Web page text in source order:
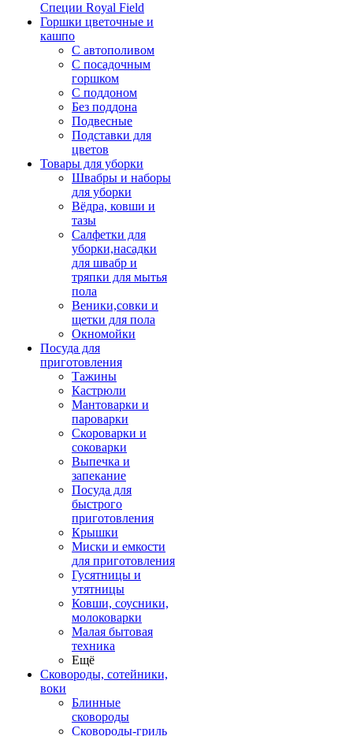
Специи Royal Field
Горшки цветочные и
кашпо
С автополивом
С посадочным
горшком
С поддоном
Без поддона
Подвесные
Подставки для
цветов
Товары для уборки
Швабры и наборы
для уборки
Вёдра, ковши и
тазы
Салфетки для
уборки,насадки
для швабр и
тряпки для мытья
пола
Веники,совки и
щетки для пола
Окномойки
Посуда для
приготовления
Тажины
Кастрюли
Мантоварки и
пароварки
Скороварки и
соковарки
Выпечка и
запекание
Посуда для
быстрого
приготовления
Крышки
Миски и емкости
для приготовления
Гусятницы и
утятницы
Ковши, соусники,
молоковарки
Малая бытовая
техника
Ещё
Сковороды, сотейники,
воки
Блинные
сковороды
Сковороды-гриль